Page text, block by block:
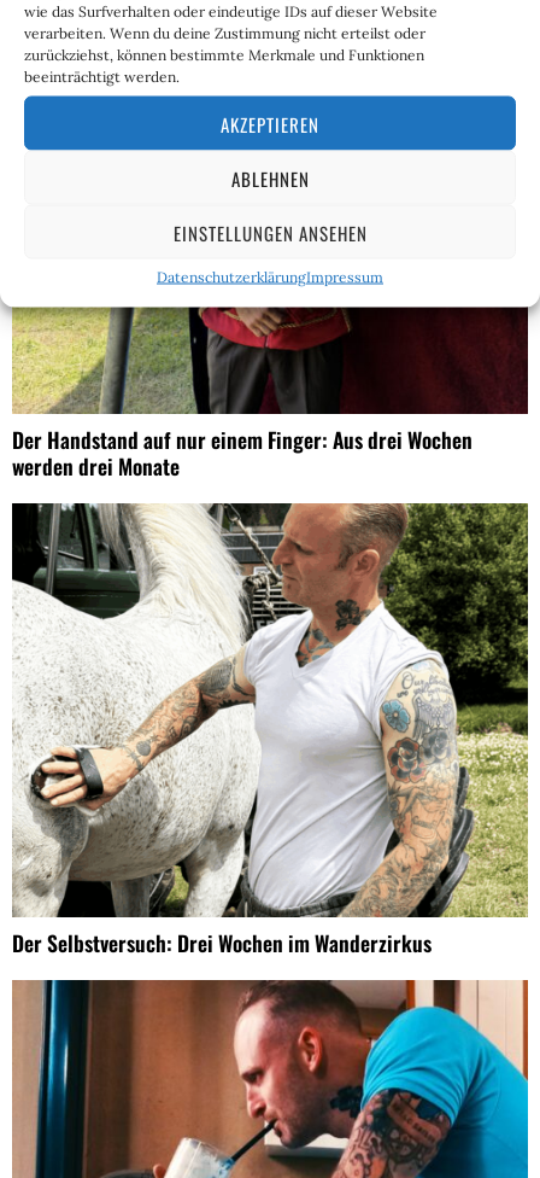
wie das Surfverhalten oder eindeutige IDs auf dieser Website
verarbeiten. Wenn du deine Zustimmung nicht erteilst oder
zurückziehst, können bestimmte Merkmale und Funktionen
beeinträchtigt werden.
AKZEPTIEREN
ABLEHNEN
EINSTELLUNGEN ANSEHEN
DatenschutzerklärungImpressum
Der Handstand auf nur einem Finger: Aus drei Wochen
werden drei Monate
Der Selbstversuch: Drei Wochen im Wanderzirkus